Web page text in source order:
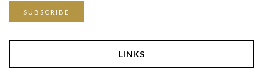
LINKS